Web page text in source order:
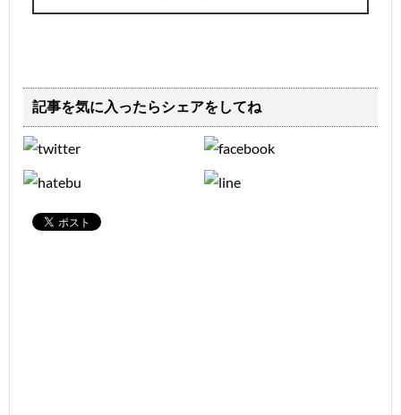
記事を気に入ったらシェアをしてね